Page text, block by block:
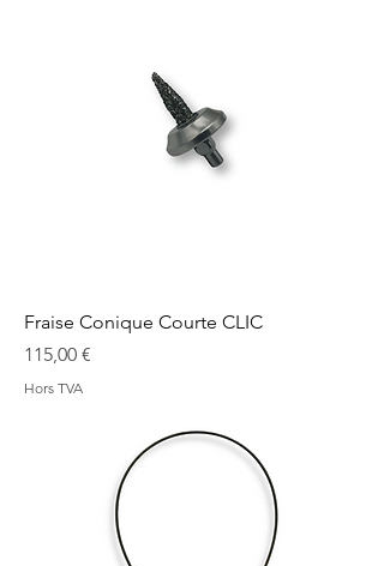
Fraise Conique Courte CLIC
Prix
115,00 €
Hors TVA